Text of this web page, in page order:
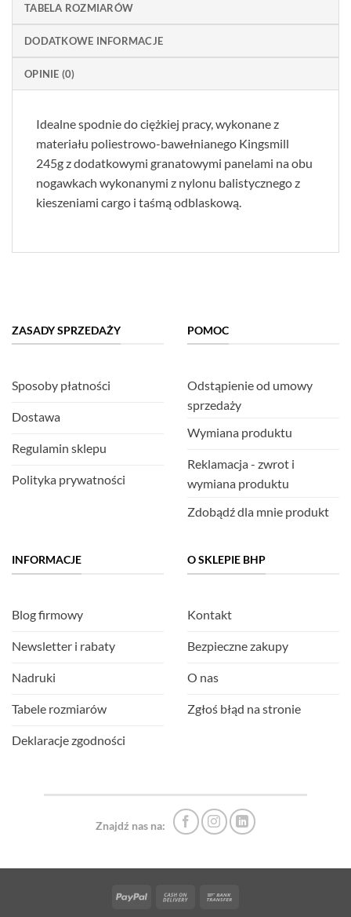
TABELA ROZMIARÓW
DODATKOWE INFORMACJE
OPINIE (0)
Idealne spodnie do ciężkiej pracy, wykonane z
materiału poliestrowo-bawełnianego Kingsmill
245g z dodatkowymi granatowymi panelami na obu
nogawkach wykonanymi z nylonu balistycznego z
kieszeniami cargo i taśmą odblaskową.
ZASADY SPRZEDAŻY
Sposoby płatności
Dostawa
Regulamin sklepu
Polityka prywatności
POMOC
Odstąpienie od umowy
sprzedaży
Wymiana produktu
Reklamacja - zwrot i
wymiana produktu
Zdobądź dla mnie produkt
INFORMACJE
Blog firmowy
Newsletter i rabaty
Nadruki
Tabele rozmiarów
Deklaracje zgodności
O SKLEPIE BHP
Kontakt
Bezpieczne zakupy
O nas
Zgłoś błąd na stronie
Znajdź nas na:
PayPal
Cash